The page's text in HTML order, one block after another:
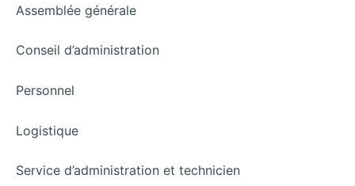
Assemblée générale
Conseil d’administration
Personnel
Logistique
Service d’administration et technicien